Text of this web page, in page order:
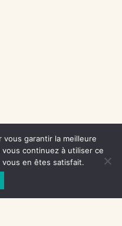
garantir la meilleure
continuez à utiliser ce
en êtes satisfait.